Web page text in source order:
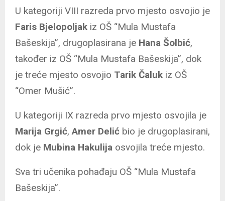
U kategoriji VIII razreda prvo mjesto osvojio je
Faris Bjelopoljak iz OŠ “Mula Mustafa
Bašeskija”, drugoplasirana je Hana Šolbić,
također iz OŠ “Mula Mustafa Bašeskija”, dok
je treće mjesto osvojio Tarik Čaluk iz OŠ
“Omer Mušić”.
U kategoriji IX razreda prvo mjesto osvojila je
Marija Grgić, Amer Delić bio je drugoplasirani,
dok je Mubina Hakulija osvojila treće mjesto.
Sva tri učenika pohađaju OŠ “Mula Mustafa
Bašeskija”.